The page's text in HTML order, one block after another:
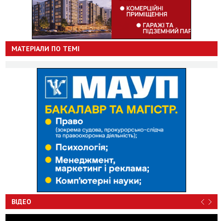
МАТЕРІАЛИ ПО ТЕМІ
ВІДЕО